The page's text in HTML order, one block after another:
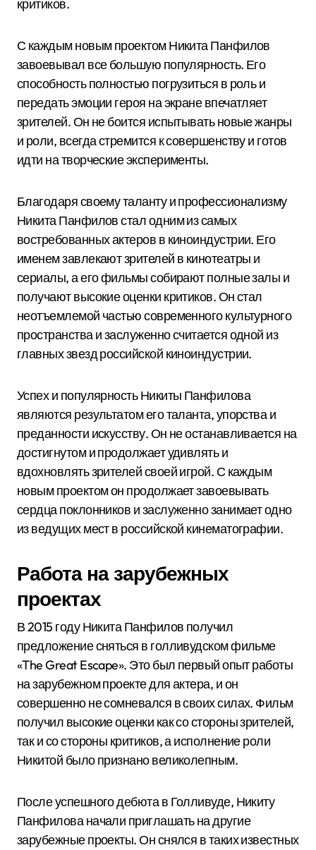
критиков.
С каждым новым проектом Никита Панфилов
завоевывал все большую популярность. Его
способность полностью погрузиться в роль и
передать эмоции героя на экране впечатляет
зрителей. Он не боится испытывать новые жанры
и роли, всегда стремится к совершенству и готов
идти на творческие эксперименты.
Благодаря своему таланту и профессионализму
Никита Панфилов стал одним из самых
востребованных актеров в киноиндустрии. Его
именем завлекают зрителей в кинотеатры и
сериалы, а его фильмы собирают полные залы и
получают высокие оценки критиков. Он стал
неотъемлемой частью современного культурного
пространства и заслуженно считается одной из
главных звезд российской киноиндустрии.
Успех и популярность Никиты Панфилова
являются результатом его таланта, упорства и
преданности искусству. Он не останавливается на
достигнутом и продолжает удивлять и
вдохновлять зрителей своей игрой. С каждым
новым проектом он продолжает завоевывать
сердца поклонников и заслуженно занимает одно
из ведущих мест в российской кинематографии.
Работа на зарубежных
проектах
В 2015 году Никита Панфилов получил
предложение сняться в голливудском фильме
«The Great Escape». Это был первый опыт работы
на зарубежном проекте для актера, и он
совершенно не сомневался в своих силах. Фильм
получил высокие оценки как со стороны зрителей,
так и со стороны критиков, а исполнение роли
Никитой было признано великолепным.
После успешного дебюта в Голливуде, Никиту
Панфилова начали приглашать на другие
зарубежные проекты. Он снялся в таких известных